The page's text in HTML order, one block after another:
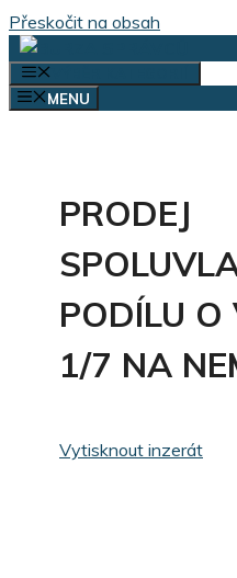
Přeskočit na obsah
MENU
PRODEJ
PODÍLU O
1/7 NA
Vytisknout inzerát